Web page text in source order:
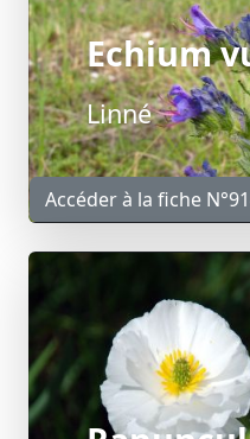
Echium
Linné
Accéder à la fiche